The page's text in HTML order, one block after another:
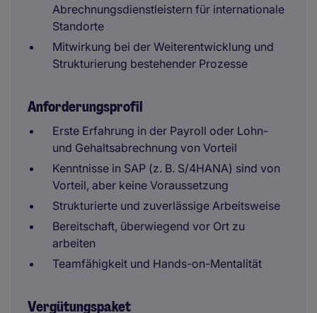
Abrechnungsdienstleistern für internationale
Standorte
Mitwirkung bei der Weiterentwicklung und
Strukturierung bestehender Prozesse
Anforderungsprofil
Erste Erfahrung in der Payroll oder Lohn-
und Gehaltsabrechnung von Vorteil
Kenntnisse in SAP (z. B. S/4HANA) sind von
Vorteil, aber keine Voraussetzung
Strukturierte und zuverlässige Arbeitsweise
Bereitschaft, überwiegend vor Ort zu
arbeiten
Teamfähigkeit und Hands-on-Mentalität
Vergütungspaket